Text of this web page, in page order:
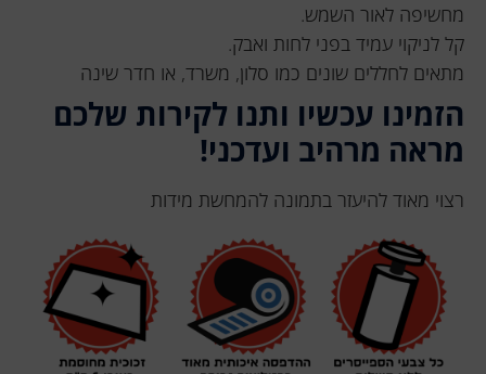
מחשיפה לאור השמש.
קל לניקוי עמיד בפני לחות ואבק.
מתאים לחללים שונים כמו סלון, משרד, או חדר שינה
הזמינו עכשיו ותנו לקירות שלכם
מראה מרהיב ועדכני!
רצוי מאוד להיעזר בתמונה להמחשת מידות